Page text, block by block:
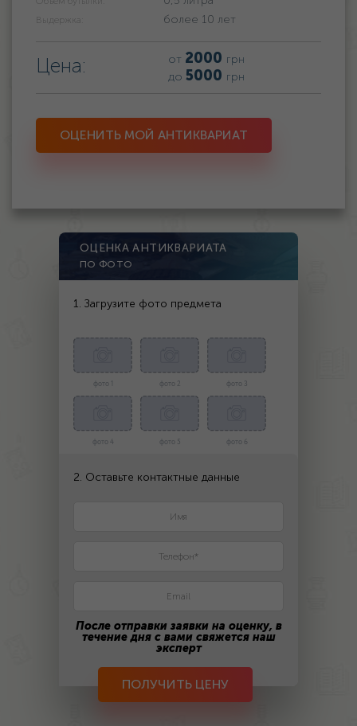
Выдержка: более 10 лет
Цена: от 2000 грн
до 5000 грн
ОЦЕНИТЬ МОЙ АНТИКВАРИАТ
ОЦЕНКА АНТИКВАРИАТА
ПО ФОТО
1. Загрузите фото предмета
фото 1 фото 2 фото 3
фото 4 фото 5 фото 6
2. Оставьте контактные данные
После отправки заявки на оценку, в
течение дня с вами свяжется наш
эксперт
ПОЛУЧИТЬ ЦЕНУ